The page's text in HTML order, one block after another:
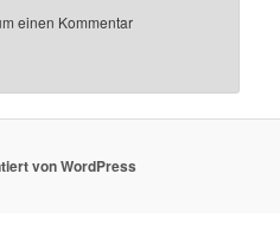
einen Kommentar
von WordPress